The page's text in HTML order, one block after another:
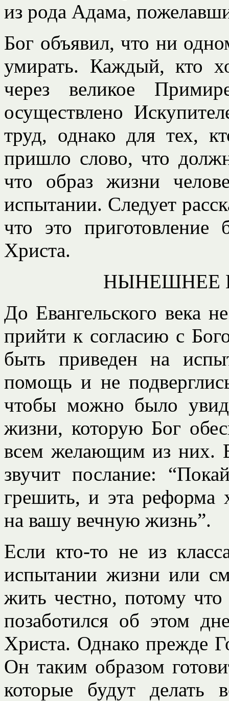
из рода Адама,
Бог объявил, что ни
умирать. Каждый, кто
через великое
осуществлено
труд, однако для тех,
пришло слово, что
что образ жизни
испытании. Следует
что это приготовление
Христа.
НЫНЕШНЕЕ
До Евангельского века
прийти к согласию с
быть приведен на
помощь и не
чтобы можно было
жизни, которую Бог
всем желающим из них.
звучит послание:
грешить, и эта реформа
на вашу вечную жизнь”.
Если кто-то не из
испытании жизни или
жить честно, потому
позаботился об этом
Христа. Однако прежде
Он таким образом
которые будут делать